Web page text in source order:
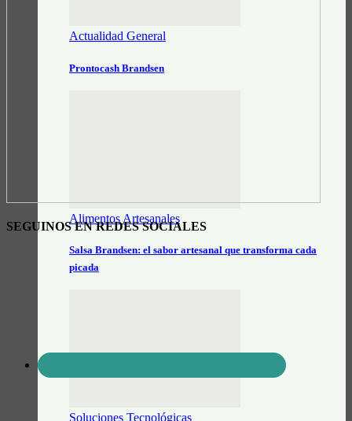
Actualidad General
Prontocash Brandsen
Alimentos Artesanales
Salsa Brandsen: el sabor artesanal que transforma cada
picada
Soluciones Tecnológicas
SEGUINOS EN REDES SOCIALES